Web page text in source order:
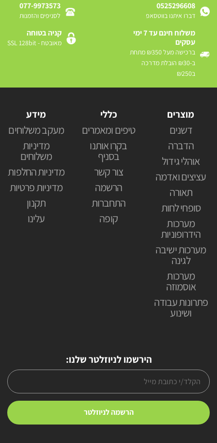
0525296608
דברו איתנו בווטסאפ
077-9973573
לסניפים והזמנות
משלוח חינם עד 7 ימי
עסקים
ברכישה מעל ₪350 מתחת
ב-₪30 הובלת מדרכה
ב₪250
קניה בטוחה
מאובטח - SSL 128bit
מוצרים
דשנים
הדברה
אוהלי גידול
עציצים ואדמה
תאורה
סופחי לחות
מערכות
הידרופוניות
מערכות ישיבה
לגינה
מערכות
אוסמוזה
פתרונות עבודה
ושינוע
כללי
טיפים ומאמרים
בקרו אותנו
בסניף
צור קשר
הרשמה
התחברות
קופה
מידע
מעקב משלוחים
מדיניות
משלוחים
מדיניות החלפות
מדיניות פרטיות
תקנון
עלינו
הירשמו לניוזלטר שלנו: